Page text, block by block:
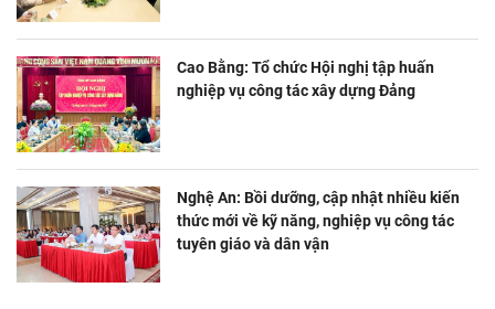
Cao Bằng: Tổ chức Hội nghị tập huấn
nghiệp vụ công tác xây dựng Đảng
Nghệ An: Bồi dưỡng, cập nhật nhiều kiến
thức mới về kỹ năng, nghiệp vụ công tác
tuyên giáo và dân vận